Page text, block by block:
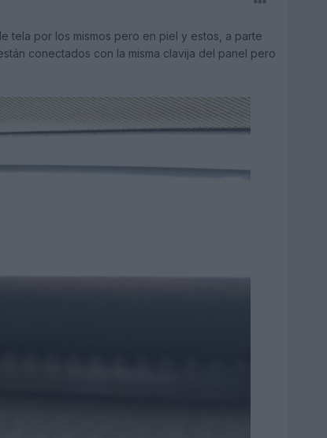
tela por los mismos pero en piel y estos, a parte
conectados con la misma clavija del panel pero